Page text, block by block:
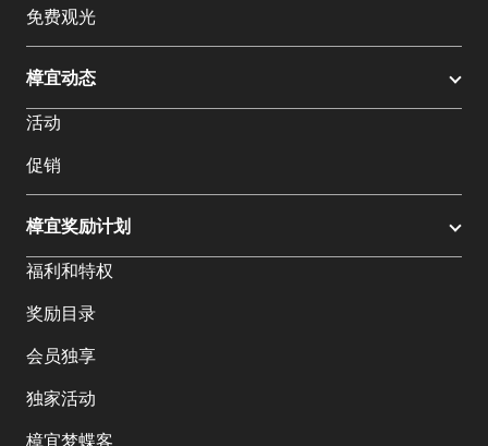
免费观光
樟宜动态
活动
促销
樟宜奖励计划
福利和特权
奖励目录
会员独享
独家活动
樟宜梦蝶客